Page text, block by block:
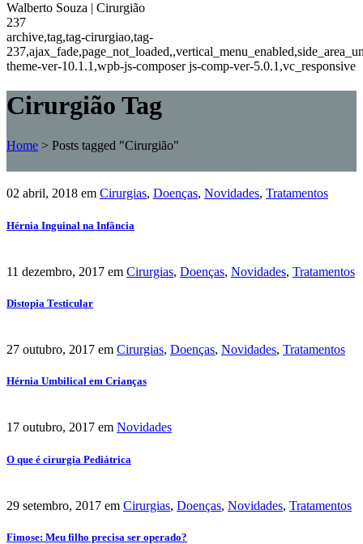
Walberto Souza | Cirurgião
237
archive,tag,tag-cirurgiao,tag-
theme-ver-10.1.1,wpb-js-composer js-comp-ver-5.0.1,vc_responsive
Cirurgião Tag
Home > Posts tagged "Cirurgião"
02 abril, 2018 em Cirurgias, Doenças, Novidades, Tratamentos
Hérnia Inguinal na Infância
11 dezembro, 2017 em Cirurgias, Doenças, Novidades, Tratamentos
Distopia Testicular
27 outubro, 2017 em Cirurgias, Doenças, Novidades, Tratamentos
Hérnia Umbilical em Crianças
17 outubro, 2017 em Novidades
O que é cirurgia Pediátrica
29 setembro, 2017 em Cirurgias, Doenças, Novidades, Tratamentos
Fimose: Meu filho precisa ser operado?